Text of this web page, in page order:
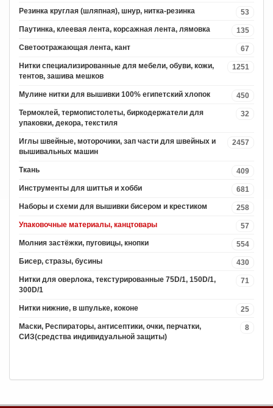
53
Резинка круглая (шляпная), шнур, нитка-резинка
135
Паутинка, клеевая лента, корсажная лента, лямовка
67
Светоотражающая лента, кант
1251
Нитки специализированные для мебели, обуви, кожи,
тентов, зашива мешков
450
Мулине нитки для вышивки 100% египетский хлопок
32
Термоклей, термопистолеты, биркодержатели для
упаковки, декора, текстиля
2457
Иглы швейные, моторочики, зап части для швейных и
вышивальных машин
409
Ткань
681
Инструменты для шиттья и хобби
258
Наборы и схеми для вышивки бисером и крестиком
57
Упаковочные материалы, канцтовары
554
Молния застёжки, пуговицы, кнопки
430
Бисер, стразы, бусины
71
Нитки для оверлока, текстурированные 75D/1, 150D/1,
300D/1
25
Нитки нижние, в шпульке, коконе
8
Маски, Респираторы, антисептики, очки, перчатки,
СИЗ(средства индивидуальной защиты)